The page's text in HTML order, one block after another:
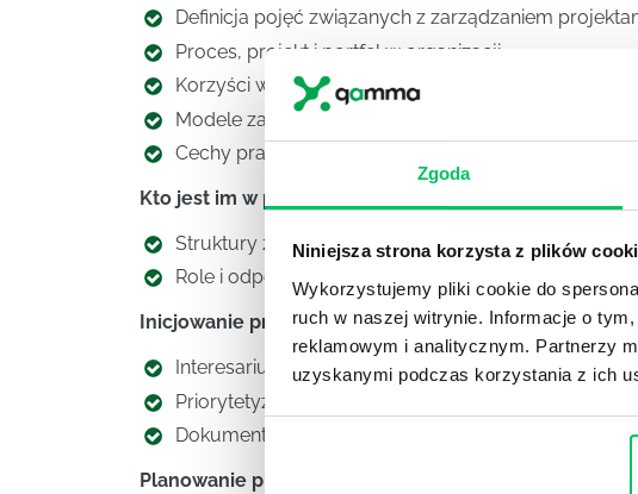
Zgoda
Niniejsza strona korzysta z plików
Wykorzystujemy pliki cookie do
ruch w naszej witrynie. Informacje o
reklamowym i analitycznym. Partnerzy
uzyskanymi podczas korzystania z ich
Definicja pojęć związanych z zarządzaniem
Proces, projekt i portfel w organizacji.
Korzyści wynikające z zarządzania projektami.
Modele zarządzania projektami – zwinność czy
Cechy pracy projektowej.
Kto jest im w projekcie?
Struktury zespołów projektowych.
Role i odpowiedzialności w projektach.
Inicjowanie projektu (warsztat)
Interesariusze i budowanie porozumienia na rzecz
Priorytetyzacja oczekiwań klienta.
Dokument inicjacji projektu.
Planowanie projektu (warsztat)